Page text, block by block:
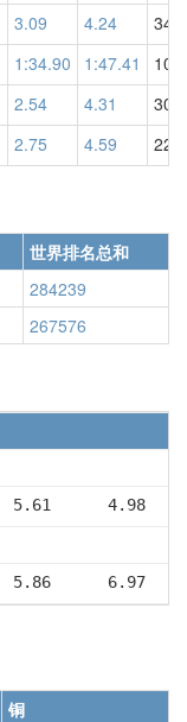
3.09 4.24
347
1:34.90 1:47.41
2.54 4.31
2.75 4.59
世界排名总和
284239
267576
5.61      4.98
5.86      6.97
铜